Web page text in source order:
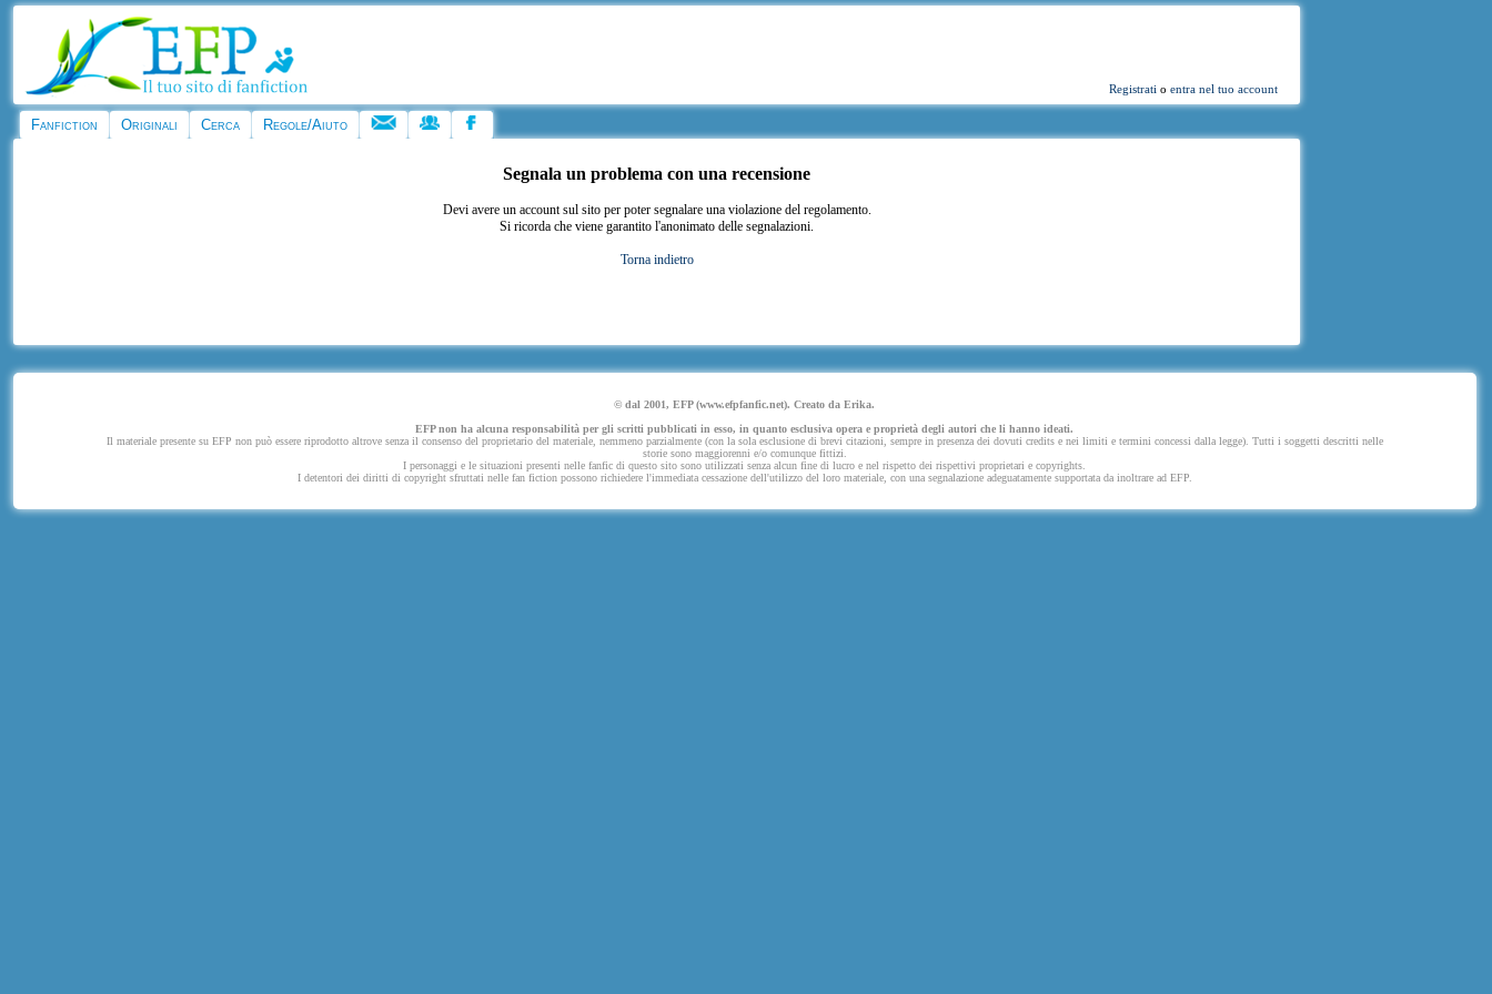
Registrati oentra nel tuo account
Fanfiction Originali Cerca Regole/Aiuto
Segnala un problema con una recensione
Devi avere un account sul sito per poter segnalare una violazione del regolamento.
Si ricorda che viene garantito l'anonimato delle segnalazioni.
Torna indietro
© dal 2001, EFP (www.efpfanfic.net). Creato da Erika.
EFP non ha alcuna responsabilità per gli scritti pubblicati in esso, in quanto esclusiva opera e proprietà degli autori che li hanno ideati.
Il materiale presente su EFP non può essere riprodotto altrove senza il consenso del proprietario del materiale, nemmeno parzialmente (con la sola esclusione di brevi citazioni, sempre in presenza dei dovuti credits e nei limiti e termini concessi dalla legge). Tutti i soggetti descritti nelle
storie sono maggiorenni e/o comunque fittizi.
I personaggi e le situazioni presenti nelle fanfic di questo sito sono utilizzati senza alcun fine di lucro e nel rispetto dei rispettivi proprietari e copyrights.
I detentori dei diritti di copyright sfruttati nelle fan fiction possono richiedere l'immediata cessazione dell'utilizzo del loro materiale, con una segnalazione adeguatamente supportata da inoltrare ad EFP.